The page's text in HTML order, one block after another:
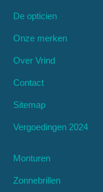
De opticien
Onze merken
Over Vrind
Contact
Sitemap
Vergoedingen 2024
Monturen
Zonnebrillen